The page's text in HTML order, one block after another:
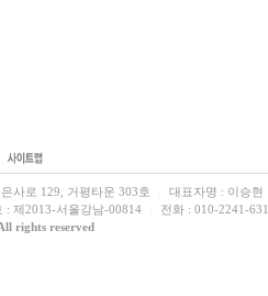
사로 129, 거평타운 303호
대표자명 : 이승현
: 제2013-서울강남-00814
전화 : 010-2241-
rights reserved